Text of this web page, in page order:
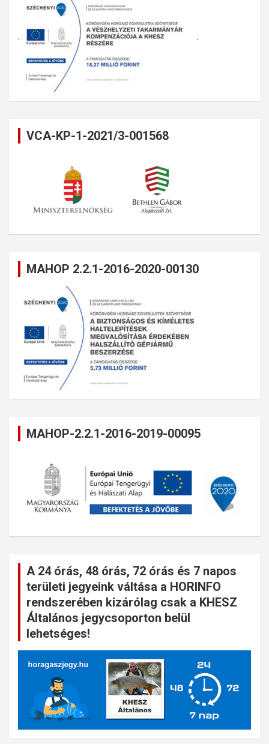
VCA-KP-1-2021/3-001568
MAHOP 2.2.1-2016-2020-00130
MAHOP-2.2.1-2016-2019-00095
A 24 órás, 48 órás, 72 órás és 7 napos
területi jegyeink váltása a HORINFO
rendszerében kizárólag csak a KHESZ
Általános jegycsoporton belül
lehetséges!